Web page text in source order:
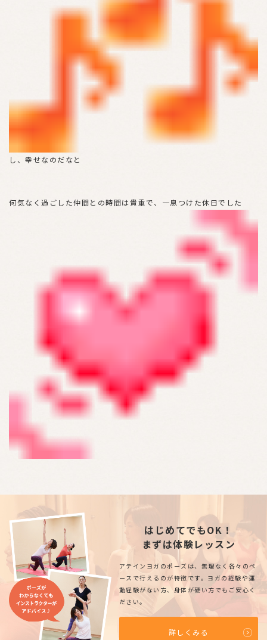
し、幸せなのだなと
何気なく過ごした仲間との時間は貴重で、一息つけた休日でした
はじめてでもOK！
まずは体験レッスン
アテインヨガのポーズは、無理なく各々のペ
ースで行えるのが特徴です。ヨガの経験や運
動経験がない方、身体が硬い方でもご安心く
ださい。
詳しくみる